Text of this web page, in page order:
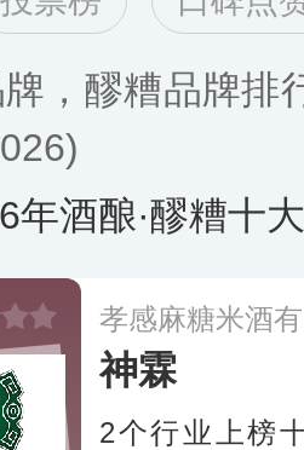
，醪糟品牌排
年酒酿·醪糟十
孝感麻糖米酒
神霖
2个行业上榜